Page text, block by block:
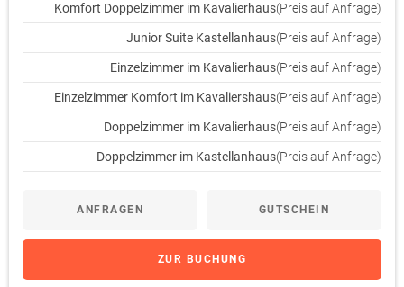
Komfort Doppelzimmer im Kavalierhaus(Preis auf Anfrage)
Junior Suite Kastellanhaus(Preis auf Anfrage)
Einzelzimmer im Kavalierhaus(Preis auf Anfrage)
Einzelzimmer Komfort im Kavaliershaus(Preis auf Anfrage)
Doppelzimmer im Kavalierhaus(Preis auf Anfrage)
Doppelzimmer im Kastellanhaus(Preis auf Anfrage)
ANFRAGEN GUTSCHEIN
ZUR BUCHUNG